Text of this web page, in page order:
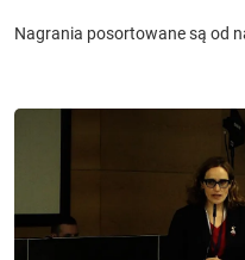
Nagrania posortowane są od